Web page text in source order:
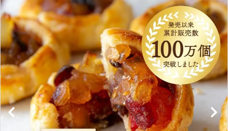
商品一覧
カテゴリーから探す
用途から探す
サイズから探す
コンテンツ